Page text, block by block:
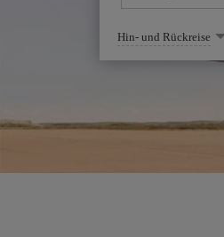
Wählen
Sie
eine
Hin- und Rückreise